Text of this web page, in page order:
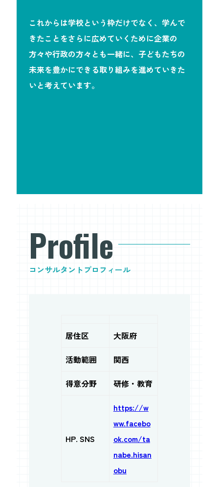
これからは学校という枠だけでなく、学んで
きたことをさらに広めていくために企業の
方々や行政の方々とも一緒に、子どもたちの
未来を豊かにできる取り組みを進めていきた
いと考えています。
Profile
コンサルタントプロフィール
居住区 大阪府
活動範囲 関西
得意分野 研修・教育
HP. SNS
https://w
ww.facebo
ok.com/ta
nabe.hisan
obu